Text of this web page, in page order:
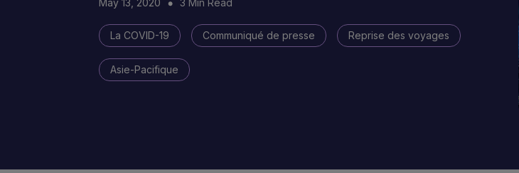
May 13, 2020 3 Min Read
La COVID-19 Communiqué de presse Reprise des voyages
Asie-Pacifique